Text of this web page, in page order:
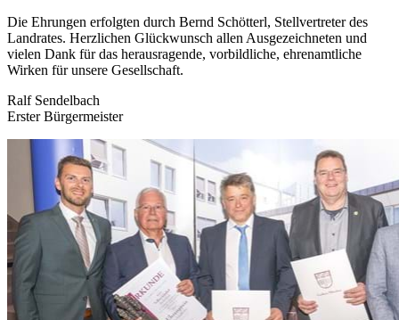
Die Ehrungen erfolgten durch Bernd Schötterl, Stellvertreter des
Landrates. Herzlichen Glückwunsch allen Ausgezeichneten und
vielen Dank für das herausragende, vorbildliche, ehrenamtliche
Wirken für unsere Gesellschaft.
Ralf Sendelbach
Erster Bürgermeister